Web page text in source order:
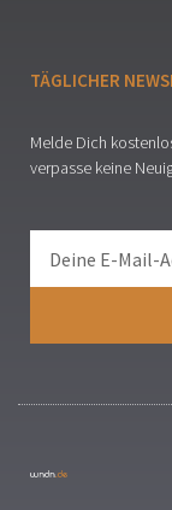
TÄGLICHER
Melde Dich
verpasse keine